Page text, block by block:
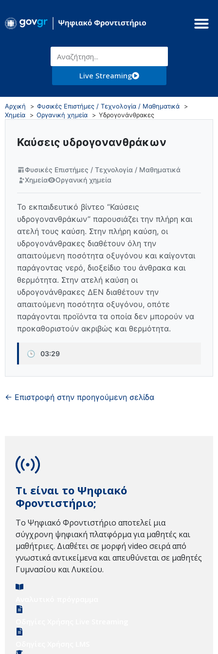
Live Streaming
Αρχική
Φυσικές Επιστήμες / Τεχνολογία / Μαθηματικά
Χημεία
Οργανική χημεία Υδρογονάνθρακες
Καύσεις υδρογονανθράκων
Φυσικές Επιστήμες / Τεχνολογία / Μαθηματικά
Χημεία
Οργανική χημεία
Το εκπαιδευτικό βίντεο “Καύσεις
υδρογονανθράκων” παρουσιάζει την πλήρη και
ατελή τους καύση. Στην πλήρη καύση, οι
υδρογονάνθρακες διαθέτουν όλη την
απαιτούμενη ποσότητα οξυγόνου και καίγονται
παράγοντας νερό, διοξείδιο του άνθρακα και
θερμότητα. Στην ατελή καύση οι
υδρογονάνθρακες ΔΕΝ διαθέτουν την
απαιτούμενη ποσότητα οξυγόνου, οπότε
παράγονται προϊόντα τα οποία δεν μπορούν να
προκαθοριστούν ακριβώς και θερμότητα.
🕒 03:29
← Επιστροφή στην προηγούμενη σελίδα
Τι είναι το Ψηφιακό
Φροντιστήριο;
Το Ψηφιακό Φροντιστήριο αποτελεί μια
σύγχρονη ψηφιακή πλατφόρμα για μαθητές και
μαθήτριες. Διαθέτει σε μορφή video σειρά από
γνωστικά αντικείμενα και απευθύνεται σε μαθητές
Γυμνασίου και Λυκείου.